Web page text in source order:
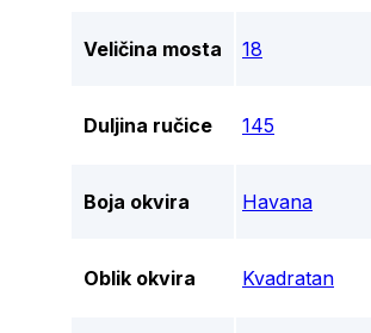
Veličina mosta 18
Duljina ručice 145
Boja okvira Havana
Oblik okvira Kvadratan